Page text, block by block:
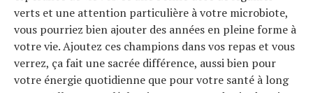
verts et une attention particulière à votre microbiote,
vous pourriez bien ajouter des années en pleine forme à
votre vie. Ajoutez ces champions dans vos repas et vous
verrez, ça fait une sacrée différence, aussi bien pour
votre énergie quotidienne que pour votre santé à long